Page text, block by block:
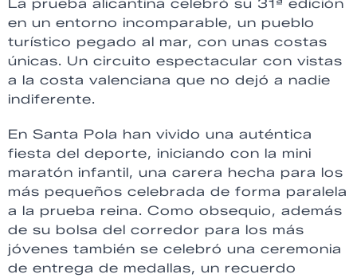
La prueba alicantina celebró su 31ª edición
en un entorno incomparable, un pueblo
turístico pegado al mar, con unas costas
únicas. Un circuito espectacular con vistas
a la costa valenciana que no dejó a nadie
indiferente.
En Santa Pola han vivido una auténtica
fiesta del deporte, iniciando con la mini
maratón infantil, una carera hecha para los
más pequeños celebrada de forma paralela
a la prueba reina. Como obsequio, además
de su bolsa del corredor para los más
jóvenes también se celebró una ceremonia
de entrega de medallas, un recuerdo